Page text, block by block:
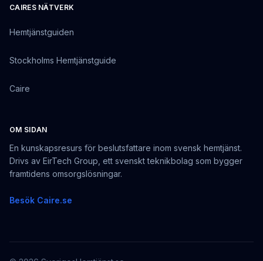
CAIRES NÄTVERK
Hemtjänstguiden
Stockholms Hemtjänstguide
Caire
OM SIDAN
En kunskapsresurs för beslutsfattare inom svensk hemtjänst.
Drivs av EirTech Group, ett svenskt teknikbolag som bygger
framtidens omsorgslösningar.
Besök Caire.se